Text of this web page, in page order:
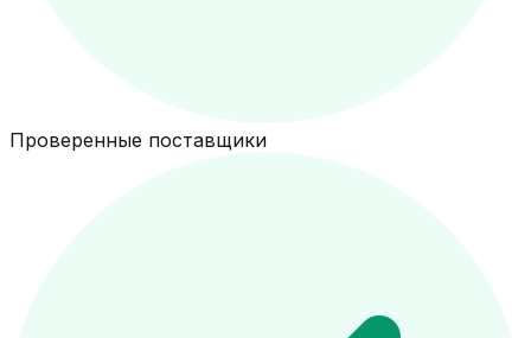
Проверенные поставщики